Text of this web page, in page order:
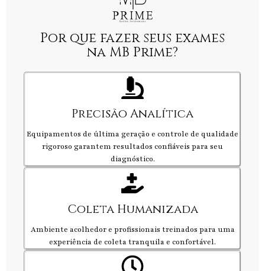
Por que fazer seus exames
na MB Prime?
Precisão Analítica
Equipamentos de última geração e controle de qualidade
rigoroso garantem resultados confiáveis para seu
diagnóstico.
Coleta Humanizada
Ambiente acolhedor e profissionais treinados para uma
experiência de coleta tranquila e confortável.